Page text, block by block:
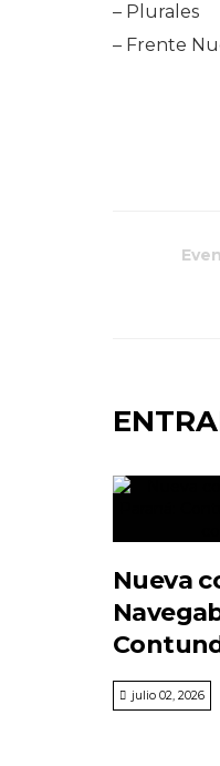
– Plurales
– Frente
Nueva
julio 02, 2026